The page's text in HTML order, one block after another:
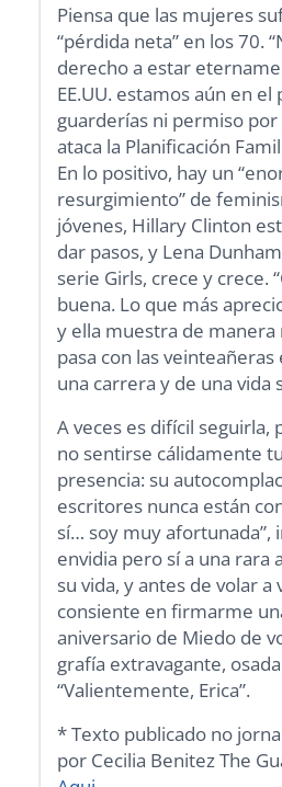
Piensa que las mujeres
“pérdida neta” en los 70.
derecho a estar
EE.UU. estamos aún en el
guarderías ni permiso
ataca la Planificación
En lo positivo, hay un
resurgimiento” de
jóvenes, Hillary Clinton
dar pasos, y Lena
serie Girls, crece y crece.
buena. Lo que más
y ella muestra de
pasa con las
una carrera y de una vida
A veces es difícil seguirla,
no sentirse cálidamente
presencia: su
escritores nunca están
sí… soy muy afortunada”,
envidia pero sí a una rara
su vida, y antes de volar a
consiente en firmarme
aniversario de Miedo de
grafía extravagante,
“Valientemente, Erica”.
* Texto publicado no
por Cecilia Benitez The